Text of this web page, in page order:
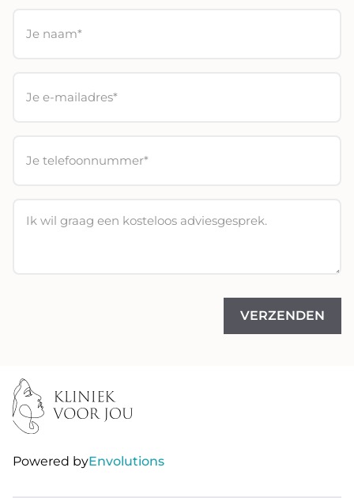
VERZENDEN
Powered byEnvolutions